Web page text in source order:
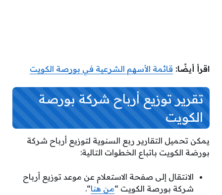
اقرأ أيضًا: قائمة الأسهم الشرعية في بورصة الكويت
تقرير توزيع أرباح شركة بورصة
الكويت
يمكن تحميل التقارير ربع السنوية لتوزيع أرباح شركة
بورصَة الكويت باتباع الخطوات التالية:
الانتقال إلى صفحة الاستعلام عن موعد توزيع أرباح
شركة بورصة الكويت “من هنا“.